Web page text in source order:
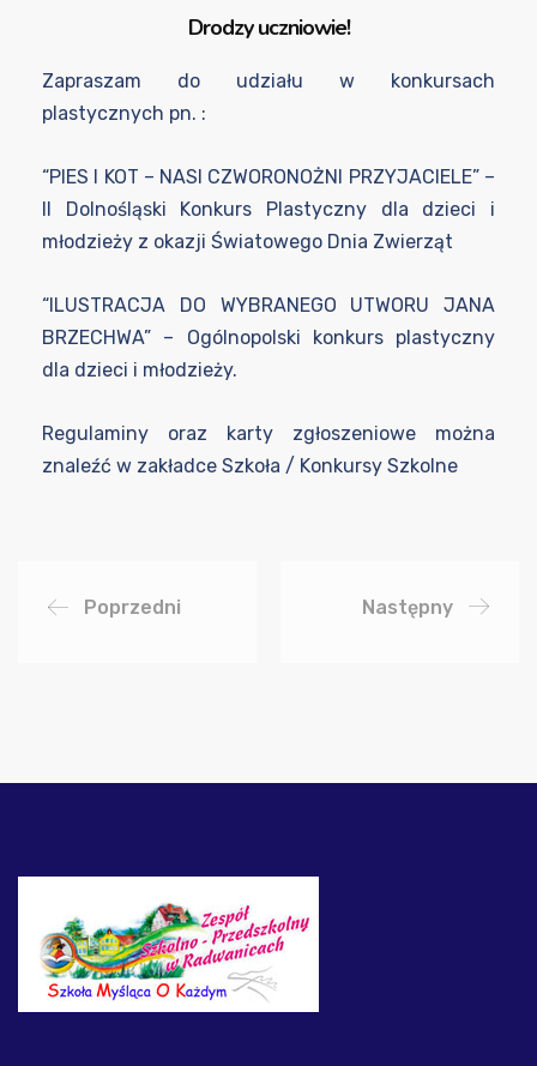
Drodzy uczniowie!
Zapraszam do udziału w konkursach
plastycznych pn. :
“PIES I KOT – NASI CZWORONOŻNI PRZYJACIELE”–
II Dolnośląski Konkurs Plastyczny dla dzieci i
młodzieży z okazji Światowego Dnia Zwierząt
“ILUSTRACJA DO WYBRANEGO UTWORU JANA
BRZECHWA” – Ogólnopolski konkurs plastyczny
dla dzieci i młodzieży.
Regulaminy oraz karty zgłoszeniowe można
znaleźć w zakładce Szkoła / Konkursy Szkolne
Poprzedni Następny